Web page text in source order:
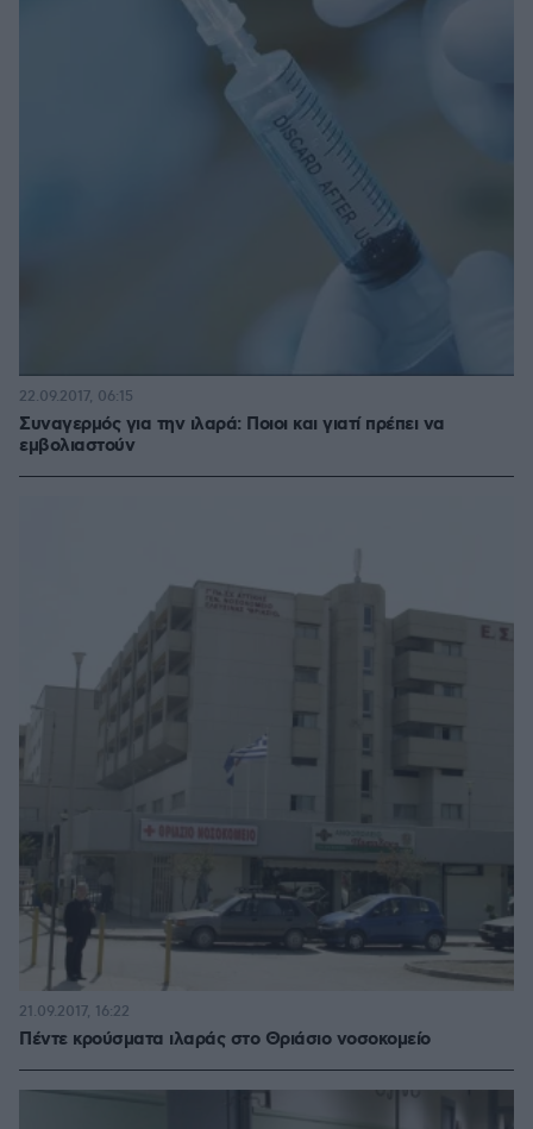
Συναγερμός για την ιλαρά: Ποιοι και γιατί πρέπει να
εμβολιαστούν
22.09.2017, 06:15
Πέντε κρούσματα ιλαράς στο Θριάσιο νοσοκομείο
21.09.2017, 16:22